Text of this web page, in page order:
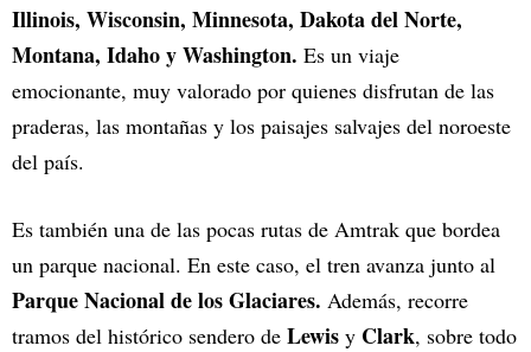
Illinois, Wisconsin, Minnesota, Dakota del Norte,
Montana, Idaho y Washington. Es un viaje
emocionante, muy valorado por quienes disfrutan de las
praderas, las montañas y los paisajes salvajes del noroeste
del país.
Es también una de las pocas rutas de Amtrak que bordea
un parque nacional. En este caso, el tren avanza junto al
Parque Nacional de los Glaciares. Además, recorre
tramos del histórico sendero de Lewis y Clark, sobre todo